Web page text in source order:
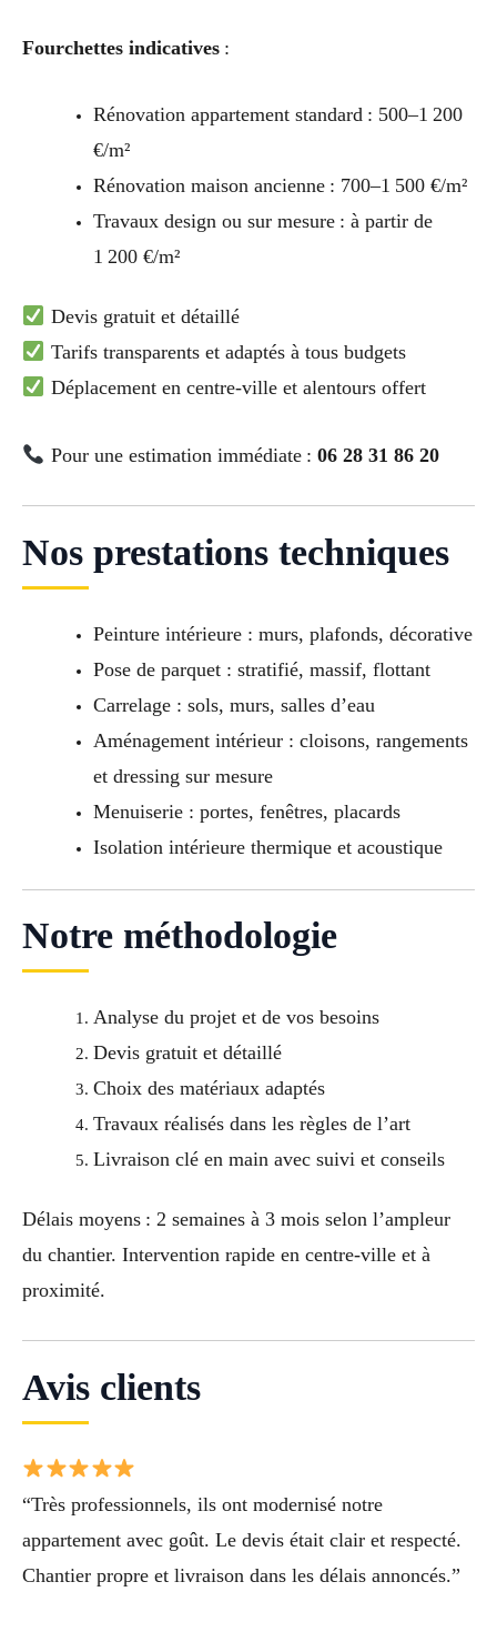
Fourchettes indicatives :
Rénovation appartement standard : 500–1 200
€/m²
Rénovation maison ancienne : 700–1 500 €/m²
Travaux design ou sur mesure : à partir de
1 200 €/m²
Devis gratuit et détaillé
Tarifs transparents et adaptés à tous budgets
Déplacement en centre-ville et alentours offert
Pour une estimation immédiate : 06 28 31 86 20
Nos prestations techniques
Peinture intérieure : murs, plafonds, décorative
Pose de parquet : stratifié, massif, flottant
Carrelage : sols, murs, salles d’eau
Aménagement intérieur : cloisons, rangements
et dressing sur mesure
Menuiserie : portes, fenêtres, placards
Isolation intérieure thermique et acoustique
Notre méthodologie
Analyse du projet et de vos besoins
Devis gratuit et détaillé
Choix des matériaux adaptés
Travaux réalisés dans les règles de l’art
Livraison clé en main avec suivi et conseils
Délais moyens : 2 semaines à 3 mois selon l’ampleur
du chantier. Intervention rapide en centre-ville et à
proximité.
Avis clients
“Très professionnels, ils ont modernisé notre
appartement avec goût. Le devis était clair et respecté.
Chantier propre et livraison dans les délais annoncés.”